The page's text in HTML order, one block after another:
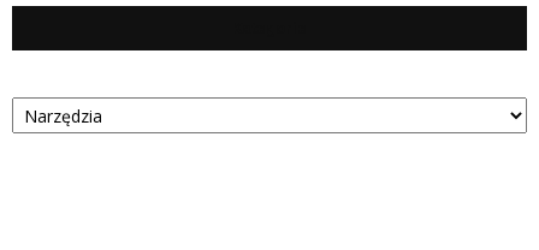
Kategorie